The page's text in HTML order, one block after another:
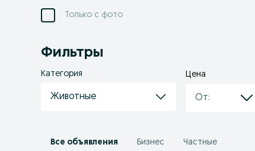
Только с фото
Фильтры
Категория
Животные
Цена
Все объявления Бизнес Частные